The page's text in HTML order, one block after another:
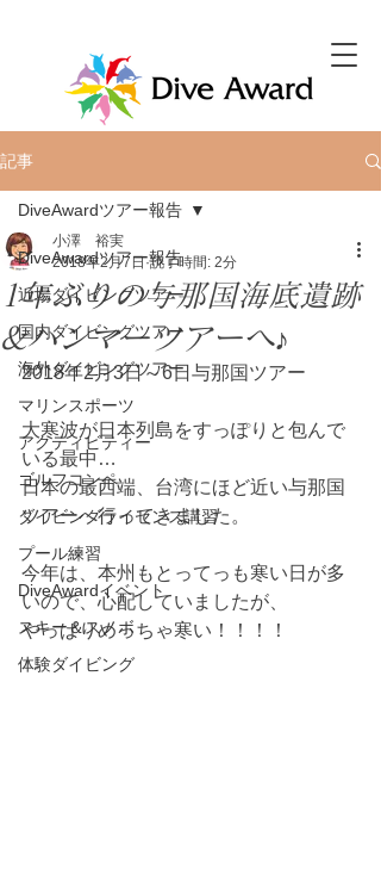
記事
DiveAwardツアー報告
近場ダイビングツアー
国内ダイビングツアー
海外ダイビングツアー
マリンスポーツ
アクティビティー
ゴルフコンペ
ダイビングライセンス講習
プール練習
DiveAwardイベント
スキー＆スノボ
体験ダイビング
DiveAwardツアー報告
1年ぶりの与那国海底遺跡
&ハンマーツアーへ♪
小澤 裕実
2018年2月7日 読了時間: 2分
2018年2月3日～6日与那国ツアー
大寒波が日本列島をすっぽりと包んで
いる最中…
日本の最西端、台湾にほど近い与那国
ツアーへ行ってきました。
今年は、本州もとってっも寒い日が多
いので、心配していましたが、
やっぱりめっちゃ寒い！！！！